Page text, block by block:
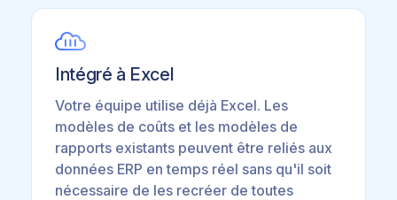
Intégré à Excel
Votre équipe utilise déjà Excel. Les
modèles de coûts et les modèles de
rapports existants peuvent être reliés aux
données ERP en temps réel sans qu'il soit
nécessaire de les recréer de toutes